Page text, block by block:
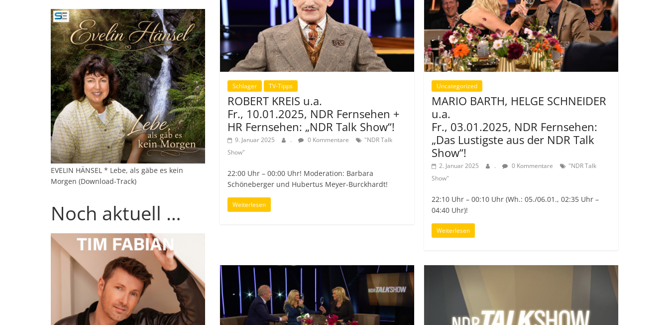
Schlager TV-Tipps
ROBERT KREIS u.a.
Fr., 10.01.2025, NDR Fernsehen +
HR Fernsehen: „NDR Talk Show“!
9. Januar 2025 . 0 Kommentare
"NDR Talk
Show"
22:00 Uhr – 00:00 Uhr! Moderation: Barbara
Schöneberger und Hubertus Meyer-Burckhardt!
Weiterlesen
Uncategorized
MARIO BARTH, HELGE SCHNEIDER
u.a.
Fr., 03.01.2025, NDR Fernsehen:
„Das Lustigste aus der NDR Talk
Show“!
2. Januar 2025 . 0 Kommentare
"NDR Talk
Show"
22:10 Uhr – 00:10 Uhr (Wh.: 05./06.01., 02:35 Uhr –
04:40 Uhr)!
Weiterlesen
EVELIN HÄNSEL * Lebe, als gäbe es kein
Morgen (Download-Track)
Noch aktuell …